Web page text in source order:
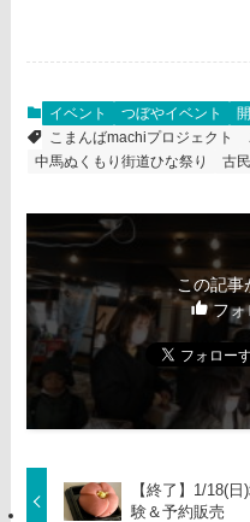
イベント つぼやイベント
こまんばmachiプロジェクト
中馬ぬくもり街道ひな祭り
古
この記事
フォ
【終了】1/18(
験＆予約販売